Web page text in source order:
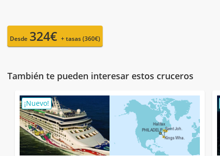
Desde 324€ + tasas (360€)
También te pueden interesar estos cruceros
¡Nuevo!